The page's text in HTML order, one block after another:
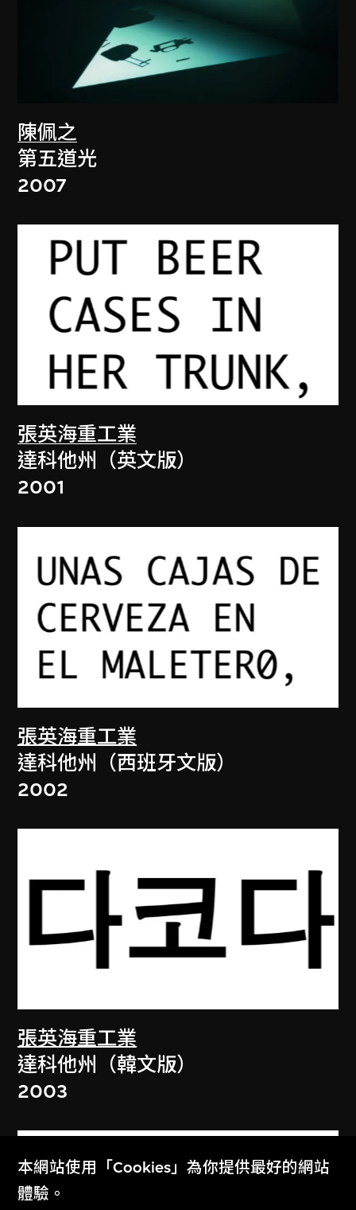
陳佩之
第五道光
2007
張英海重工業
達科他州（英文版）
2001
張英海重工業
達科他州（西班牙文版）
2002
張英海重工業
達科他州（韓文版）
2003
本網站使用「Cookies」為你提供最好的網站
體驗。